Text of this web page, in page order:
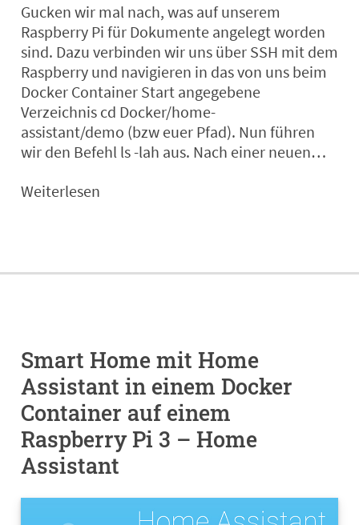
Gucken wir mal nach, was auf unserem
Raspberry Pi für Dokumente angelegt worden
sind. Dazu verbinden wir uns über SSH mit dem
Raspberry und navigieren in das von uns beim
Docker Container Start angegebene
Verzeichnis cd Docker/home-
assistant/demo (bzw euer Pfad). Nun führen
wir den Befehl ls -lah aus. Nach einer neuen…
Weiterlesen
Smart Home mit Home
Assistant in einem Docker
Container auf einem
Raspberry Pi 3 – Home
Assistant